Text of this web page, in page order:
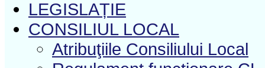
LEGISLAȚIE
CONSILIUL LOCAL
Atribuţiile Consiliului Local